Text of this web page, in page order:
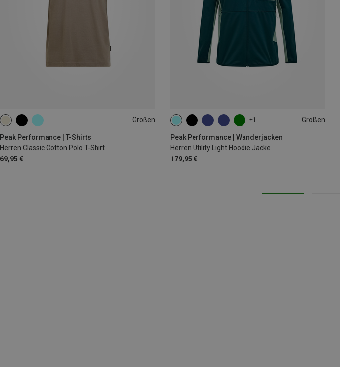
Größen
Peak Performance | T-Shirts
Herren Classic Cotton Polo T-Shirt
69,95 €
S M L
+1 Größen
Peak Performance | Wanderjacken
Herren Utility Light Hoodie Jacke
179,95 €
S M L XL